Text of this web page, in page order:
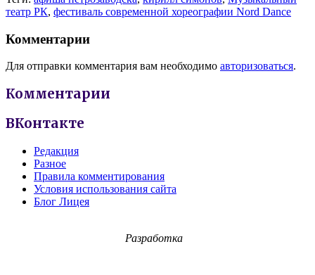
театр РК, фестиваль современной хореографии Nord Dance
Комментарии
Для отправки комментария вам необходимо авторизоваться.
Комментарии
ВКонтакте
Редакция
Разное
Правила комментирования
Условия использования сайта
Блог Лицея
Разработка